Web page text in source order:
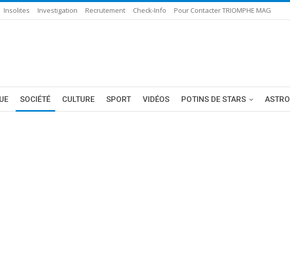
Insolites Investigation Recrutement Check-Info Pour Contacter TRIOMPHE MAG
SOCIÉTÉ CULTURE SPORT VIDÉOS POTINS DE STARS ASTRO